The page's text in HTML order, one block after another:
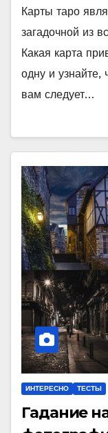
Карты таро
загадочной из
Какая карта
одну и узнайте,
вам следует…
ИНТЕРЕСНО ТЕСТЫ
Гадание